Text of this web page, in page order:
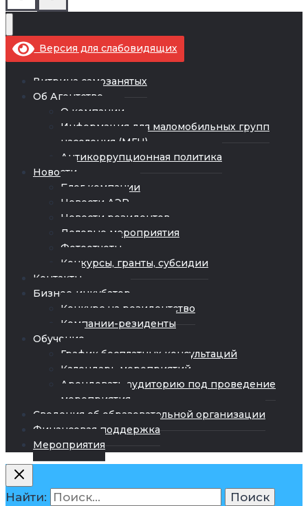
Версия для слабовидящих
Витрина самозанятых
Об Агентстве
О компании
Информация для маломобильных групп
населения (МГН)
Антикоррупционная политика
Новости
Блог компании
Новости АЭР
Новости резидентов
Деловые мероприятия
Фотоотчеты
Конкурсы, гранты, субсидии
Контакты
Бизнес-инкубатор
Конкурс на резидентство
Компании-резиденты
Обучение
График бесплатных консультаций
Календарь мероприятий
Арендовать аудиторию под проведение
мероприятия
Сведения об образовательной организации
Финансовая поддержка
Мероприятия
Найти: